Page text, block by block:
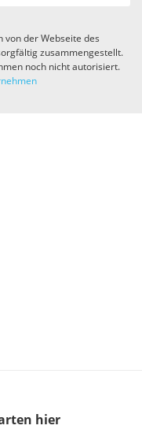
der Webseite des
zusammengestellt.
noch nicht autorisiert.
hier